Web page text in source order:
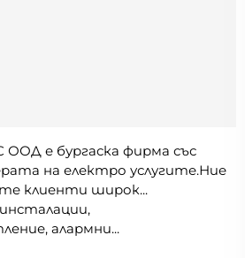
е бургаска фирма със
на електро услугите.Ние
клиенти широк...
алармни...